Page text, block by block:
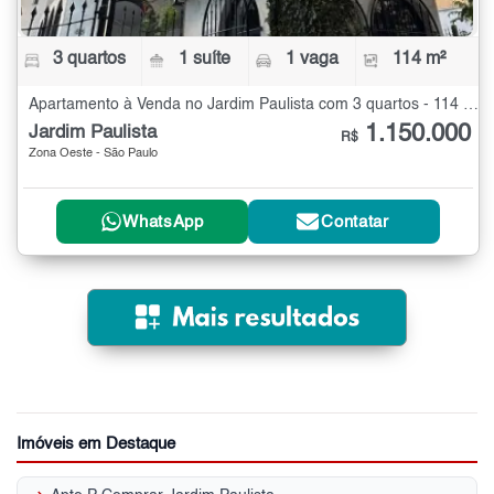
3 quartos 1 suíte 1 vaga 114 m²
Apartamento à Venda no Jardim Paulista com 3 quartos - 114 m²
Jardim Paulista
Zona Oeste - São Paulo
R$ 1.150.000
WhatsApp Contatar
Imóveis em Destaque